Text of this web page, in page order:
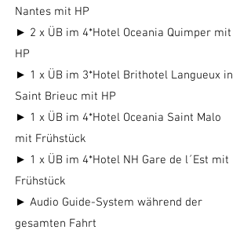
Nantes mit HP
► 2 x ÜB im 4*Hotel Oceania Quimper mit
HP
► 1 x ÜB im 3*Hotel Brithotel Langueux in
Saint Brieuc mit HP
► 1 x ÜB im 4*Hotel Oceania Saint Malo
mit Frühstück
► 1 x ÜB im 4*Hotel NH Gare de l´Est mit
Frühstück
► Audio Guide-System während der
gesamten Fahrt